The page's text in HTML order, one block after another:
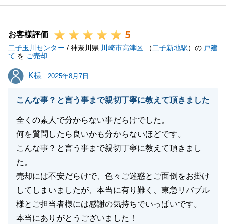
お客様評価
5
二子玉川センター / 神奈川県 川崎市高津区 （ 二子新地駅）の 戸建
て を ご売却
K様
K様 2025年8月7日
こんな事？と言う事まで親切丁寧に教えて頂きました
全くの素人で分からない事だらけでした。
何を質問したら良いかも分からないほどです。
こんな事？と言う事まで親切丁寧に教えて頂きまし
た。
売却には不安だらけで、色々ご迷惑とご面倒をお掛け
してしまいましたが、本当に有り難く、東急リバブル
様とご担当者様には感謝の気持ちでいっぱいです。
本当にありがとうございました！